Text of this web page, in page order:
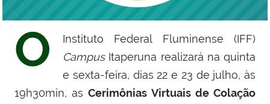
O
Instituto Federal Fluminense (IFF)
CampusItaperuna realizará na quinta
e sexta-feira, dias 22 e 23 de julho, às
19h30min, asCerimônias Virtuais de Colação